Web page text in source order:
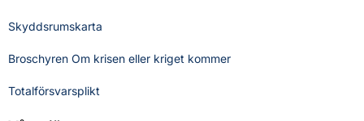
Skyddsrumskarta
Broschyren Om krisen eller kriget kommer
Totalförsvarsplikt